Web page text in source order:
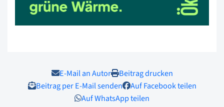
E-Mail an Autor
Beitrag drucken
Beitrag per E-Mail senden
Auf Facebook teilen
Auf WhatsApp teilen